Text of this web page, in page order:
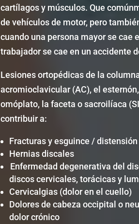
cartílagos y músculos. Que
de vehículos de motor, pero
cuando una persona mayor se cae
trabajador se cae en un accidente
Lesiones ortopédicas de la
acromioclavicular (AC), el
omóplato, la faceta o sacroilíaca
contribuir a:
Fracturas y esguince / distensión
Hernias discales
Enfermedad degenerativa del
discos cervicales, torácicas y
Cervicalgias (dolor en el cuello)
Dolores de cabeza occipital o
dolor crónico